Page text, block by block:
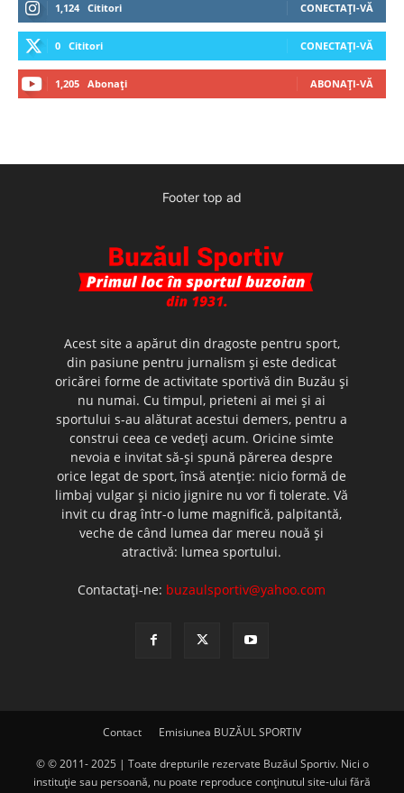
1,124 Cititori CONECTAȚI-VĂ
0 Cititori CONECTAȚI-VĂ
1,205 Abonați ABONAȚI-VĂ
Footer top ad
Acest site a apărut din dragoste pentru sport,
din pasiune pentru jurnalism şi este dedicat
oricărei forme de activitate sportivă din Buzău şi
nu numai. Cu timpul, prieteni ai mei şi ai
sportului s-au alăturat acestui demers, pentru a
construi ceea ce vedeţi acum. Oricine simte
nevoia e invitat să-şi spună părerea despre
orice legat de sport, însă atenţie: nicio formă de
limbaj vulgar şi nicio jignire nu vor fi tolerate. Vă
invit cu drag într-o lume magnifică, palpitantă,
veche de când lumea dar mereu nouă şi
atractivă: lumea sportului.
Contactați-ne: buzaulsportiv@yahoo.com
Contact Emisiunea BUZĂUL SPORTIV
© © 2011- 2025 | Toate drepturile rezervate Buzăul Sportiv. Nici o
instituţie sau persoană, nu poate reproduce conţinutul site-ului fără